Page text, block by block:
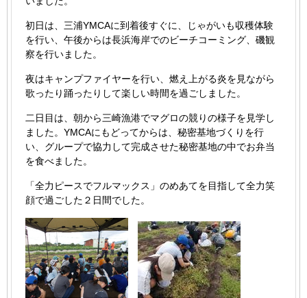
初日は、三浦YMCAに到着後すぐに、じゃがいも収穫体験
を行い、午後からは長浜海岸でのビーチコーミング、磯観
察を行いました。
夜はキャンプファイヤーを行い、燃え上がる炎を見ながら
歌ったり踊ったりして楽しい時間を過ごしました。
二日目は、朝から三崎漁港でマグロの競りの様子を見学し
ました。YMCAにもどってからは、秘密基地づくりを行
い、グループで協力して完成させた秘密基地の中でお弁当
を食べました。
「全力ピースでフルマックス」のめあてを目指して全力笑
顔で過ごした２日間でした。